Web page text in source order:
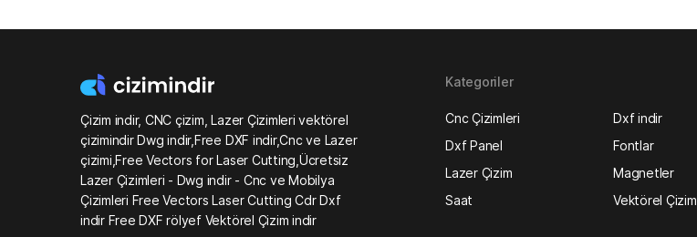
Çizim indir, CNC çizim, Lazer Çizimleri vektörel
çizimindir Dwg indir,Free DXF indir,Cnc ve Lazer
çizimi,Free Vectors for Laser Cutting,Ücretsiz
Lazer Çizimleri - Dwg indir - Cnc ve Mobilya
Çizimleri Free Vectors Laser Cutting Cdr Dxf
indir Free DXF rölyef Vektörel Çizim indir
Kategoriler
Cnc Çizimleri
Dxf indir
Dxf Panel
Fontlar
Lazer Çizim
Magnetler
Saat
Vektörel Çizim